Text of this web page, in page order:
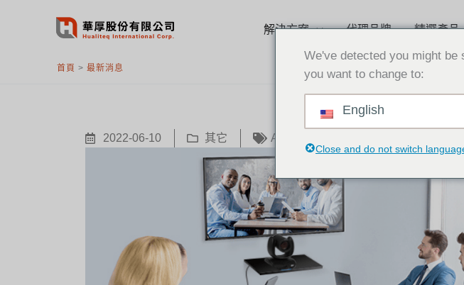
解決方案 代理品牌 精選產品
首頁 > 最新消息
2022-06-10 其它 AVer
We've detected you might be
you want to change to:
English
Close and do not switch